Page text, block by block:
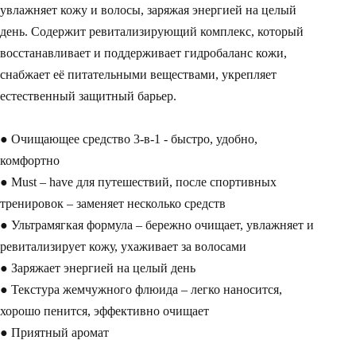
увлажняет кожу и волосы, заряжая энергией на целый
день. Содержит ревитализирующий комплекс, который
восстанавливает и поддерживает гидробаланс кожи,
снабжает её питательными веществами, укрепляет
естественный защитный барьер.
● Очищающее средство 3-в-1 - быстро, удобно,
комфортно
● Must – have для путешествий, после спортивных
тренировок – заменяет несколько средств
● Ультрамягкая формула – бережно очищает, увлажняет и
ревитализирует кожу, ухаживает за волосами
● Заряжает энергией на целый день
● Текстура жемчужного флюида – легко наносится,
хорошо пенится, эффективно очищает
● Приятный аромат